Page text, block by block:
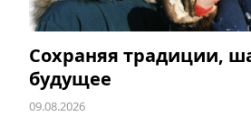
Сохраняя традиции,
будущее
09.08.2026